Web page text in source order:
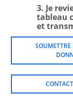
3. Je
tableau
et